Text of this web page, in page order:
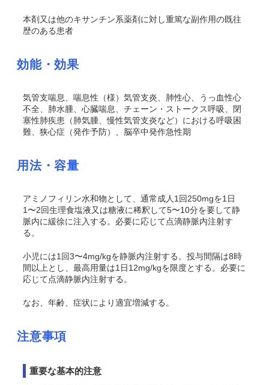
本剤又は他のキサンチン系薬剤に対し重篤な副作用の既往
歴のある患者
効能・効果
気管支喘息、喘息性（様）気管支炎、肺性心、うっ血性心
不全、肺水腫、心臓喘息、チェーン・ストークス呼吸、閉
塞性肺疾患（肺気腫、慢性気管支炎など）における呼吸困
難、狭心症（発作予防）、脳卒中発作急性期
用法・容量
アミノフィリン水和物として、通常成人1回250mgを1日
1〜2回生理食塩液又は糖液に稀釈して5〜10分を要して静
脈内に緩徐に注入する。必要に応じて点滴静脈内注射す
る。
小児には1回3〜4mg/kgを静脈内注射する。投与間隔は8時
間以上とし、最高用量は1日12mg/kgを限度とする。必要に
応じて点滴静脈内注射する。
なお、年齢、症状により適宜増減する。
注意事項
重要な基本的注意